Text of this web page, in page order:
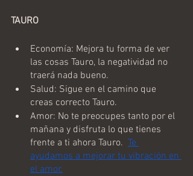
TAURO
Economía: Mejora tu forma de ver
las cosas Tauro, la negatividad no
traerá nada bueno.
Salud: Sigue en el camino que
creas correcto Tauro.
Amor: No te preocupes tanto por el
mañana y disfruta lo que tienes
frente a ti ahora Tauro. Te
ayudamos a mejorar tu vibración en
el amor.